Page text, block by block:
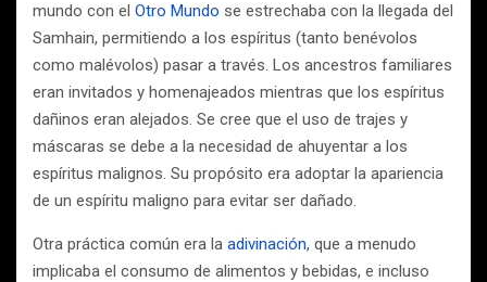
mundo con el Otro Mundo se estrechaba con la llegada del
Samhain, permitiendo a los espíritus (tanto benévolos
como malévolos) pasar a través. Los ancestros familiares
eran invitados y homenajeados mientras que los espíritus
dañinos eran alejados. Se cree que el uso de trajes y
máscaras se debe a la necesidad de ahuyentar a los
espíritus malignos. Su propósito era adoptar la apariencia
de un espíritu maligno para evitar ser dañado.
Otra práctica común era la adivinación, que a menudo
implicaba el consumo de alimentos y bebidas, e incluso